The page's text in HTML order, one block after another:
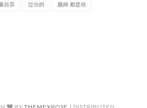
自弃 过分的 颜帅 都是你